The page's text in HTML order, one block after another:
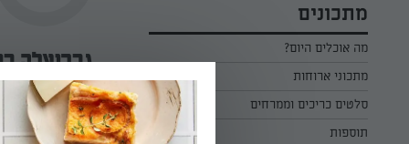
מתכונים
מה אוכלים היום?
מתכוני ארוחות
ארוחת בוקר
ארוחת צהריים
סלטים כריכים וממרחים
כל הסלטים כריכים וממרחים
תוספות
גבריאלה
—